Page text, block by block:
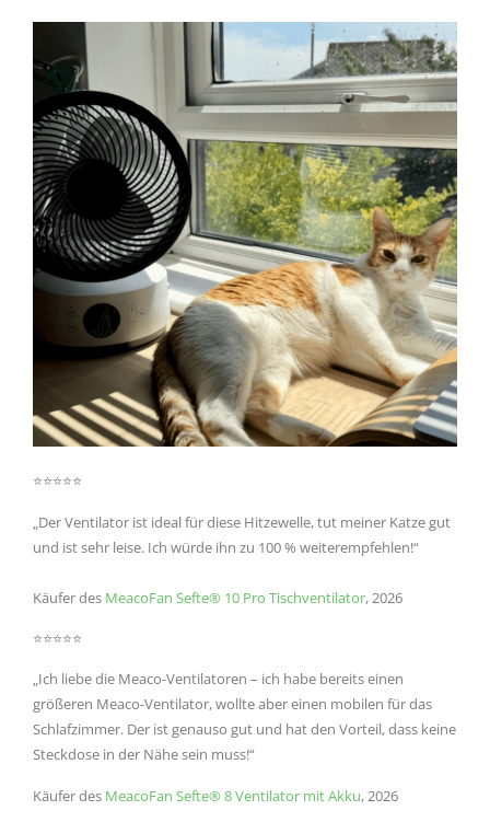
⭐⭐⭐⭐⭐
„Der Ventilator ist ideal für diese Hitzewelle, tut meiner Katze gut
und ist sehr leise. Ich würde ihn zu 100 % weiterempfehlen!“
Käufer des MeacoFan Sefte® 10 Pro Tischventilator, 2026
⭐⭐⭐⭐⭐
„Ich liebe die Meaco-Ventilatoren – ich habe bereits einen
größeren Meaco-Ventilator, wollte aber einen mobilen für das
Schlafzimmer. Der ist genauso gut und hat den Vorteil, dass keine
Steckdose in der Nähe sein muss!“
Käufer des MeacoFan Sefte® 8 Ventilator mit Akku, 2026